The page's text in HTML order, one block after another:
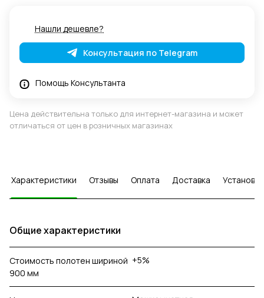
Нашли дешевле?
Консультация по Telegram
Помощь Консультанта
Цена действительна только для интернет-магазина и может
отличаться от цен в розничных магазинах
Характеристики Отзывы Оплата Доставка Установка
Общие характеристики
Стоимость полотен шириной
900 мм
+5%